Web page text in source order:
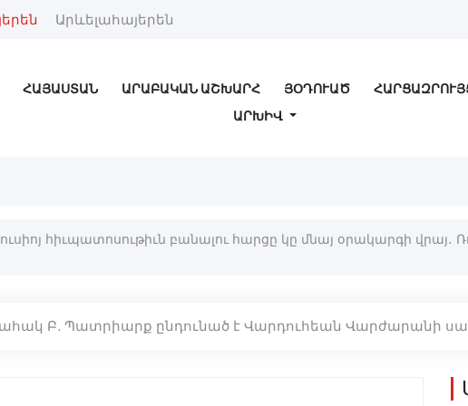
Արևելահայերեն
ՀԱՅԱՍՏԱՆ ԱՐԱԲԱԿԱՆ ԱՇԽԱՐՀ ՅՕԴՈՒԱԾ
ԱՐԽԻՎ
հիւպատոսութիւն բանալու հարցը կը մնայ օրակարգի վրայ․
Բ. Պատրիարք ընդունած է Վարդուհեան Վարժարանի